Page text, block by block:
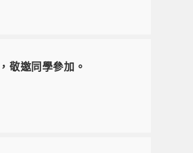
敬邀同學參加。